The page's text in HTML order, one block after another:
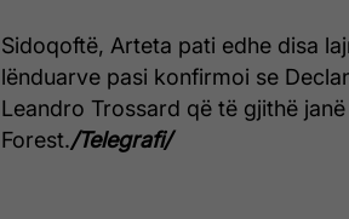
Sidoqoftë, Arteta pati edhe disa
lënduarve pasi konfirmoi se
Leandro Trossard që të gjithë
Forest./Telegrafi/